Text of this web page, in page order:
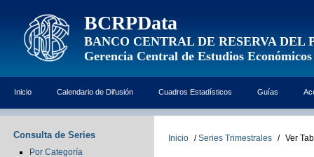
BCRPData
BANCO CENTRAL DE RESERVA DEL
Gerencia Central de Estudios Económicos
Inicio Calendario de Difusión Cuadros Estadísticos Guías
Consulta de Series
Por Categoría
Inicio / Series Trimestrales / Ver